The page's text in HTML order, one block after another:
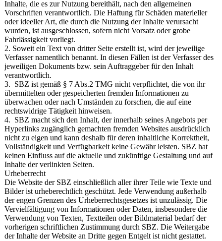
Inhalte, die es zur Nutzung bereithält, nach den allgemeinen
Vorschriften verantwortlich. Die Haftung für Schäden materieller
oder ideeller Art, die durch die Nutzung der Inhalte verursacht
wurden, ist ausgeschlossen, sofern nicht Vorsatz oder grobe
Fahrlässigkeit vorliegt.
2. Soweit ein Text von dritter Seite erstellt ist, wird der jeweilige
Verfasser namentlich benannt. In diesen Fällen ist der Verfasser des
jeweiligen Dokuments bzw. sein Auftraggeber für den Inhalt
verantwortlich.
3. SBZ ist gemäß § 7 Abs.2 TMG nicht verpflichtet, die von ihr
übermittelten oder gespeicherten fremden Informationen zu
überwachen oder nach Umständen zu forschen, die auf eine
rechtswidrige Tätigkeit hinweisen.
4. SBZ macht sich den Inhalt, der innerhalb seines Angebots per
Hyperlinks zugänglich gemachten fremden Websites ausdrücklich
nicht zu eigen und kann deshalb für deren inhaltliche Korrektheit,
Vollständigkeit und Verfügbarkeit keine Gewähr leisten. SBZ hat
keinen Einfluss auf die aktuelle und zukünftige Gestaltung und auf
Inhalte der verlinkten Seiten.
Urheberrecht
Die Website der SBZ einschließlich aller ihrer Teile wie Texte und
Bilder ist urheberechtlich geschützt. Jede Verwendung außerhalb
der engen Grenzen des Urheberrechtsgesetzes ist unzulässig. Die
Vervielfältigung von Informationen oder Daten, insbesondere die
Verwendung von Texten, Textteilen oder Bildmaterial bedarf der
vorherigen schriftlichen Zustimmung durch SBZ. Die Weitergabe
der Inhalte der Website an Dritte gegen Entgelt ist nicht gestattet.